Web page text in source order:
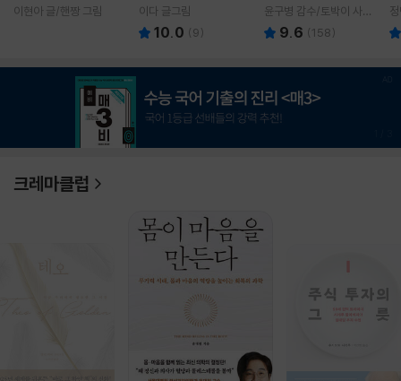
이현아 글/핸짱 그림 이다 글그림
10.0 (9)
윤구병 감수/토박이 사전
편찬실 편
9.6 (158)
크레마클럽